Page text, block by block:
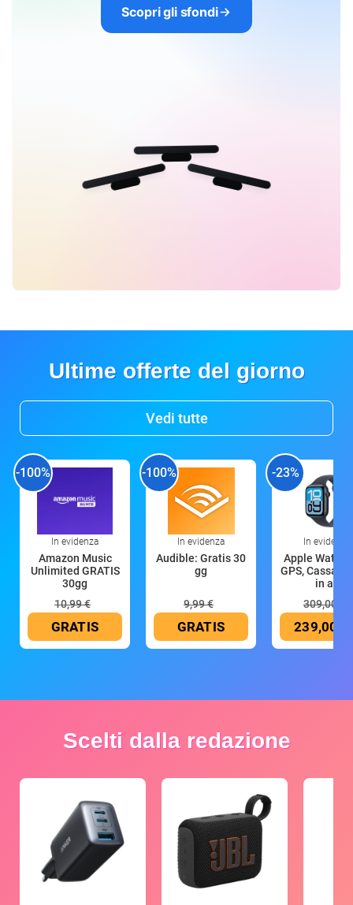
Scopri gli sfondi
Ultime offerte del giorno
Vedi tutte
-100%
In evidenza
Amazon Music
Unlimited GRATIS
30gg
10,99 €
GRATIS
-100%
In evidenza
Audible: Gratis 30
gg
9,99 €
GRATIS
-23%
In evidenza
Apple Watch
GPS, Cassa
in all
309,00 €
239,00 €
Scelti dalla redazione